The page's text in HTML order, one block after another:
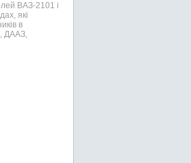
ВАЗ-2101 і
які
в
ДААЗ,